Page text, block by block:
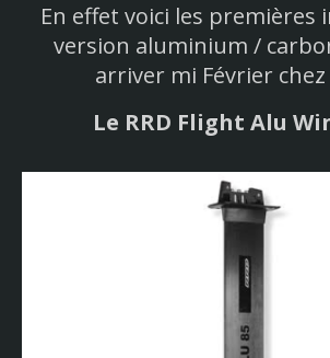
En effet voici les premières
version aluminium /
arriver mi Février
Le RRD Flight Alu